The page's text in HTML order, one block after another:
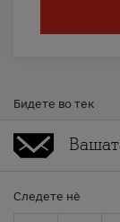
Бидете во тек
Следете нè